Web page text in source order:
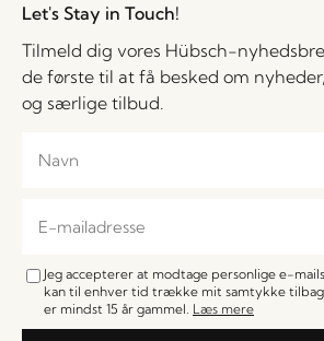
Let's Stay in Touch!
Tilmeld dig vores Hübsch-
de første til at få besked om
og særlige tilbud.
Jeg accepterer at modtage personlige e-
kan til enhver tid trække mit samtykke
er mindst 15 år gammel. Læs mere